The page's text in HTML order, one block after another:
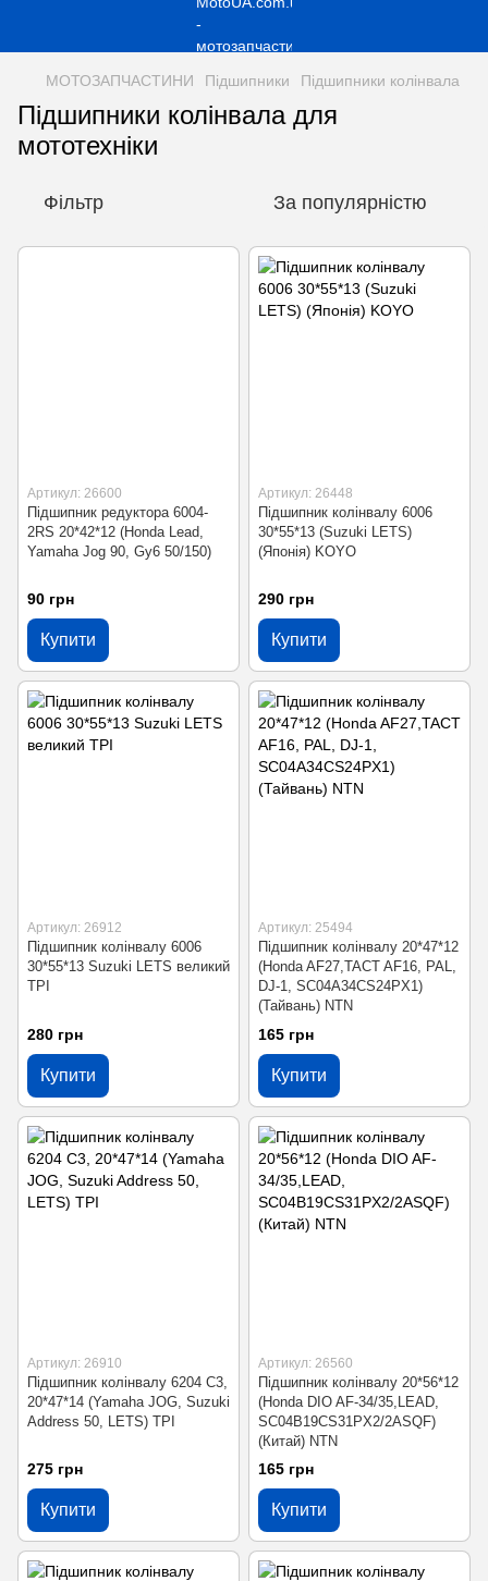
МОТОЗАПЧАСТИНИ Підшипники Підшипники колінвала
Підшипники колінвала для
мототехніки
Фільтр За популярністю
Артикул: 26600
Підшипник редуктора 6004-
2RS 20*42*12 (Honda Lead,
Yamaha Jog 90, Gy6 50/150)
90 грн
Купити
Артикул: 26448
Підшипник колінвалу 6006
30*55*13 (Suzuki LETS)
(Японія) KOYO
290 грн
Купити
Артикул: 26912
Підшипник колінвалу 6006
30*55*13 Suzuki LETS великий
TPI
280 грн
Купити
Артикул: 25494
Підшипник колінвалу 20*47*12
(Honda AF27,TACT AF16, PAL,
DJ-1, SC04A34CS24PX1)
(Тайвань) NTN
165 грн
Купити
Артикул: 26910
Підшипник колінвалу 6204 С3,
20*47*14 (Yamaha JOG, Suzuki
Address 50, LETS) TPI
275 грн
Купити
Артикул: 26560
Підшипник колінвалу 20*56*12
(Honda DIO AF-34/35,LEAD,
SC04B19CS31PX2/2ASQF)
(Китай) NTN
165 грн
Купити